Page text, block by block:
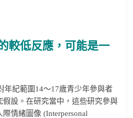
較低反應，可能是一
年紀範圍14～17歲青少年參與者
設。在研究當中，這些研究參與
情緒圖像 (Interpersonal